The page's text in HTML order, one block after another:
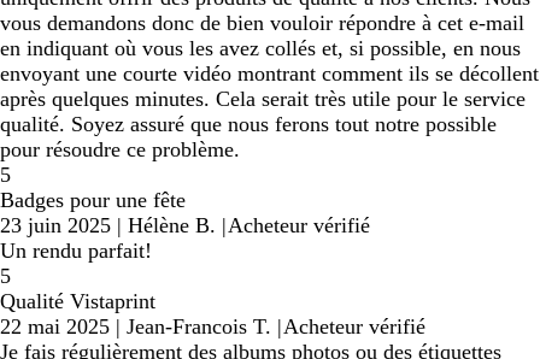
vous demandons donc de bien vouloir répondre à cet e-mail
en indiquant où vous les avez collés et, si possible, en nous
envoyant une courte vidéo montrant comment ils se décollent
après quelques minutes. Cela serait très utile pour le service
qualité. Soyez assuré que nous ferons tout notre possible
pour résoudre ce problème.
5
Badges pour une fête
23 juin 2025 | Hélène B. |Acheteur vérifié
Un rendu parfait!
5
Qualité Vistaprint
22 mai 2025 | Jean-Francois T. |Acheteur vérifié
Je fais régulièrement des albums photos ou des étiquettes